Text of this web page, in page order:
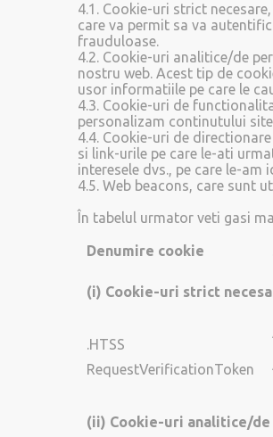
4.1. Cookie-uri strict
care va permit sa va
frauduloase.
4.2. Cookie-uri analitice/de
nostru web. Acest tip de
usor informatiile pe care le
4.3. Cookie-uri de
personalizam continutului
4.4. Cookie-uri de
si link-urile pe care le-ati
interesele dvs., pe care le-
4.5. Web beacons, care sunt
În tabelul urmator veti gasi
Denumire cookie
(i) Cookie-uri strict
.HTSS
RequestVerificationToken
(ii) Cookie-uri analitice/